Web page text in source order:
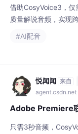
借助CosyVoice3，仅
质量解说音频，实现
注与多语混合合成，
#AI配音
悦闻闻 来自
agent.csdn.net
Adobe Premiere
只需3秒音频，